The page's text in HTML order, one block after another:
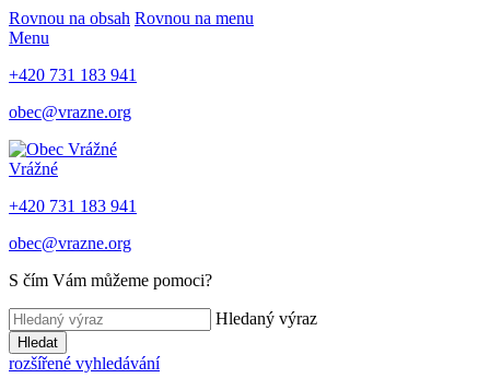
Rovnou na obsah Rovnou na menu
Menu
+420 731 183 941
obec@vrazne.org
Vrážné
+420 731 183 941
obec@vrazne.org
S čím Vám můžeme pomoci?
Hledaný výraz
Hledat
rozšířené vyhledávání